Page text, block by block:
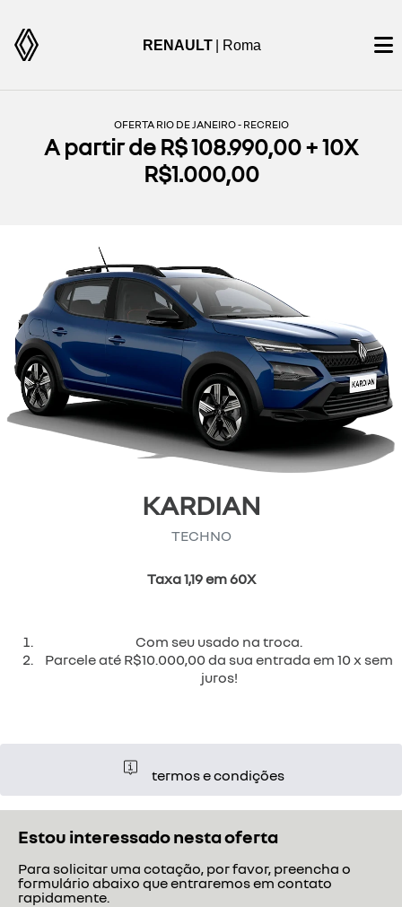
RENAULT | Roma
OFERTA RIO DE JANEIRO - RECREIO
A partir de R$ 108.990,00 + 10X
R$1.000,00
KARDIAN
TECHNO
Taxa 1,19 em 60X
Com seu usado na troca.
Parcele até R$10.000,00 da sua entrada em 10 x sem
juros!
termos e condições
Estou interessado nesta oferta
Para solicitar uma cotação, por favor, preencha o
formulário abaixo que entraremos em contato
rapidamente.